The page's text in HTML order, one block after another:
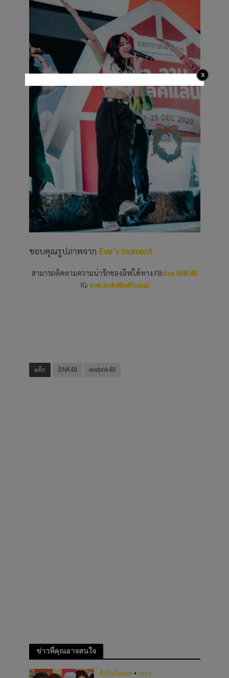
ขอบคุณรูปภาพจาก Eve’s moment
สามารถติดตามความน่ารักของอีฟได้ทาง FB:Eve BNK48
IG: eve.bnk48officiaal
แท็ก BNK48 evebnk48
ข่าวที่คุณอาจสนใจ
ศิลปินไอดอล • เพลง